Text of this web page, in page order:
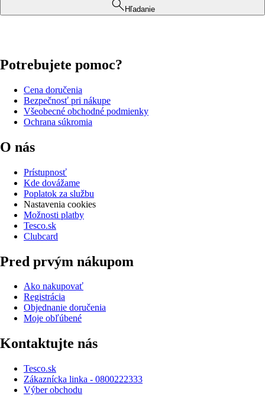
Hľadanie
Potrebujete pomoc?
Cena doručenia
Bezpečnosť pri nákupe
Všeobecné obchodné podmienky
Ochrana súkromia
O nás
Prístupnosť
Kde dovážame
Poplatok za službu
Nastavenia cookies
Možnosti platby
Tesco.sk
Clubcard
Pred prvým nákupom
Ako nakupovať
Registrácia
Objednanie doručenia
Moje obľúbené
Kontaktujte nás
Tesco.sk
Zákaznícka linka - 0800222333
Výber obchodu